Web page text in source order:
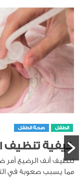
الطفل صحة الطفل
كيفية تنظيف
تنظيف أنف الرضيع أمر
مما يسبب صعوبة في